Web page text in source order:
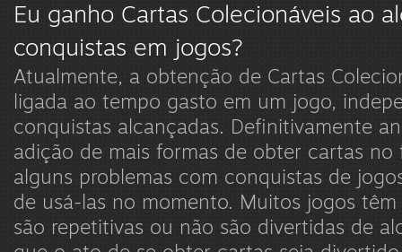
Eu ganho Cartas Colecionáveis ao
conquistas em jogos?
Atualmente, a obtenção de Cartas
ligada ao tempo gasto em um jogo,
conquistas alcançadas. Definitivamente
adição de mais formas de obter cartas no
alguns problemas com conquistas de
de usá-las no momento. Muitos jogos
são repetitivas ou não são divertidas de